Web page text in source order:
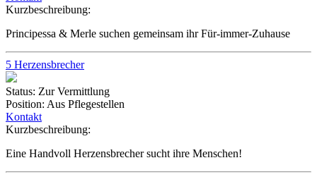
Kurzbeschreibung:
Principessa & Merle suchen gemeinsam ihr Für-immer-Zuhause
5 Herzensbrecher
Status: Zur Vermittlung
Position: Aus Pflegestellen
Kontakt
Kurzbeschreibung:
Eine Handvoll Herzensbrecher sucht ihre Menschen!